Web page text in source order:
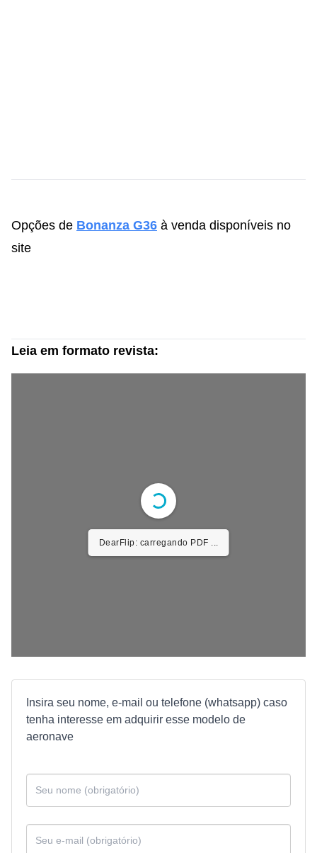
Opções de Bonanza G36 à venda disponíveis no
site
Leia em formato revista:
DearFlip: carregando PDF
100% ...
Insira seu nome, e-mail ou telefone (whatsapp) caso
tenha interesse em adquirir esse modelo de
aeronave